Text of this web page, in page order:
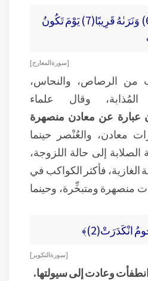
﴿ إِنَّهُمْ يَرَوْنَهُ بَعِيداً(6) وَنَرَىٰهُ قَرِيبًا(7) يَوْمَ تَكُونُ
[ سورة المعارج ]
من الرصاص، والنحاس،
المُذابة، وقال علماء
عبارة عن معادن منصهرة
معادن، والعُنْصر حينما
إلى حالة اللزوجة،
الغازية، فأكثر الكواكب في
منصهرة ومتبخِّرة، وحينما
انْكَدَرَتْ(2)﴾
[ سورة التكوير ]
وعادت إلى سيولتها.